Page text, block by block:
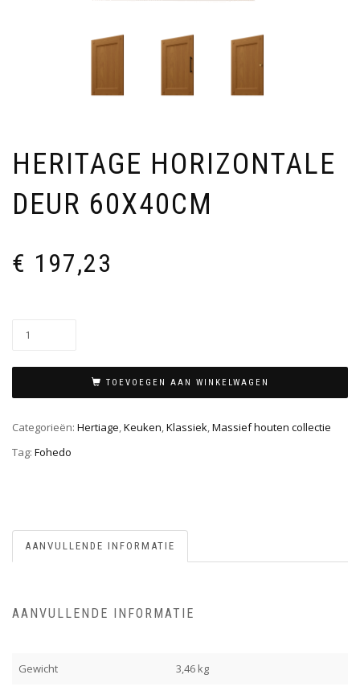
HERITAGE HORIZONTALE
DEUR 60X40CM
€ 197,23
TOEVOEGEN AAN WINKELWAGEN
Categorieën: Hertiage,Keuken,Klassiek,Massief houten collectie
Tag: Fohedo
AANVULLENDE INFORMATIE
AANVULLENDE INFORMATIE
Gewicht 3,46 kg